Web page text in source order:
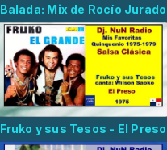
Balada: Mix de Rocío Jurado
Fruko y sus Tesos - El Preso